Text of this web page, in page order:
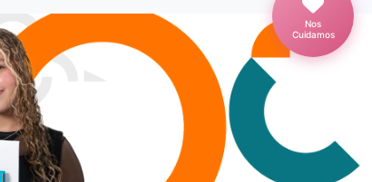
Nos
Cuidamos